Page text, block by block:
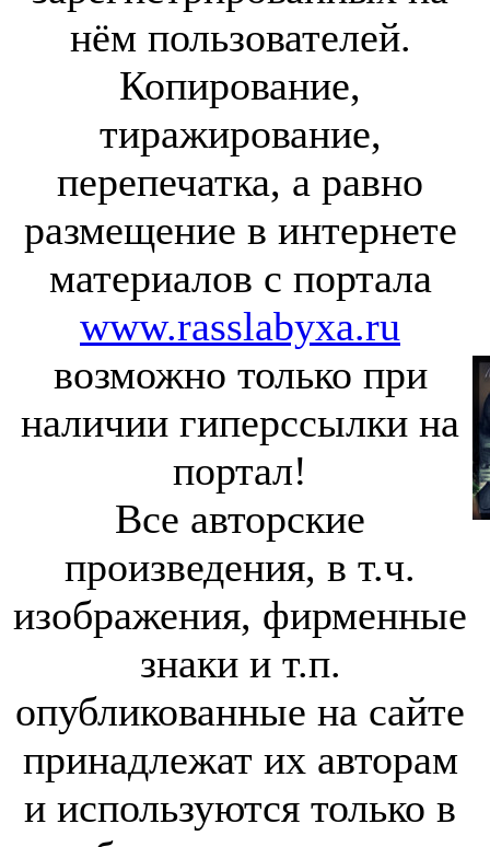
нём пользователей.
Копирование,
тиражирование,
перепечатка, а равно
размещение в интернете
материалов с портала
www.rasslabyxa.ru
возможно только при
наличии гиперссылки на
портал!
Все авторские
произведения, в т.ч.
изображения, фирменные
знаки и т.п.
опубликованные на сайте
принадлежат их авторам
и используются только в